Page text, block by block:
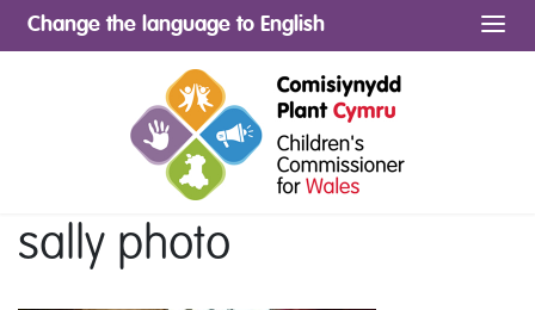
Change the language to English
sally photo